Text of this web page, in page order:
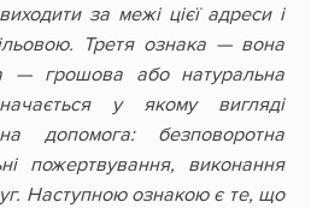
за межі цієї адреси і
Третя ознака — вона
— грошова або натуральна
у якому вигляді
допомога: безповоротна
пожертвування, виконання
Наступною ознакою є те, що